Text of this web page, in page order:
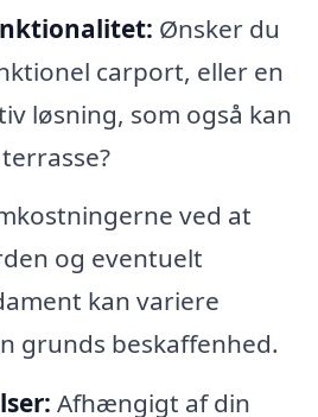
Ønsker du
carport, eller en
løsning, som også kan
ved at
og eventuelt
kan variere
grunds beskaffenhed.
Afhængigt af din